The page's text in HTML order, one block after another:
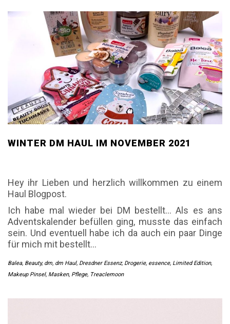
WINTER DM HAUL IM NOVEMBER 2021
Hey ihr Lieben und herzlich willkommen zu einem
Haul Blogpost.
Ich habe mal wieder bei DM bestellt… Als es ans
Adventskalender befüllen ging, musste das einfach
sein. Und eventuell habe ich da auch ein paar Dinge
für mich mit bestellt…
Balea, Beauty, dm, dm Haul, Dresdner Essenz, Drogerie, essence, Limited Edition,
Makeup Pinsel, Masken, Pflege, Treaclemoon